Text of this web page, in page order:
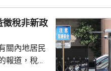
徵稅非新政
關內地居民
報道，稅務